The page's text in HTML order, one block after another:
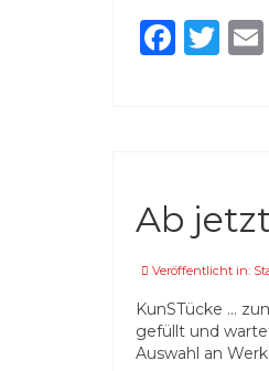
Ab
Veröffentlicht in:
KunSTücke …
gefüllt und
Auswahl an